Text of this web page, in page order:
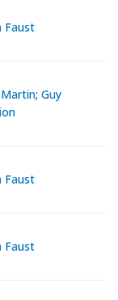
Faust
; Guy
Faust
Faust